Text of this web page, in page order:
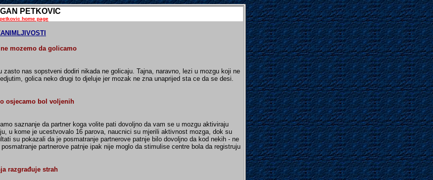
PETKOVIC
home page
mozemo da golicamo
nas sopstveni dodiri nikada ne golicaju. Tajna, naravno, lezi u mozgu koji ne
golica neko drugi to djeluje jer mozak ne zna unaprijed sta ce da se desi.
osjecamo bol voljenih
saznanje da partner koga volite pati dovoljno da vam se u mozgu aktiviraju
u kome je ucestvovalo 16 parova, naucnici su mjerili aktivnost mozga, dok su
su pokazali da je posmatranje partnerove patnje bilo dovoljno da kod nekih - ne
partnerove patnje ipak nije moglo da stimulise centre bola da registruju
razgrađuje strah